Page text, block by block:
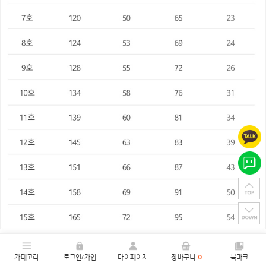
카테고리 로그인/가입 마이페이지 장바구니 0 북마크